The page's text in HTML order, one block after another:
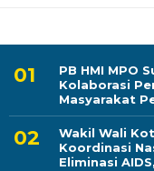
PB HMI MPO
Kolaborasi
Masyarakat
Wakil Wali
Koordinasi
Eliminasi